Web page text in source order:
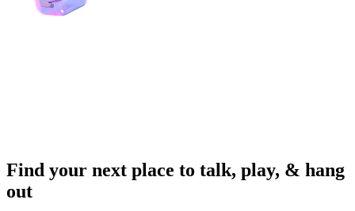
Find your next place to talk, play, & hang
out